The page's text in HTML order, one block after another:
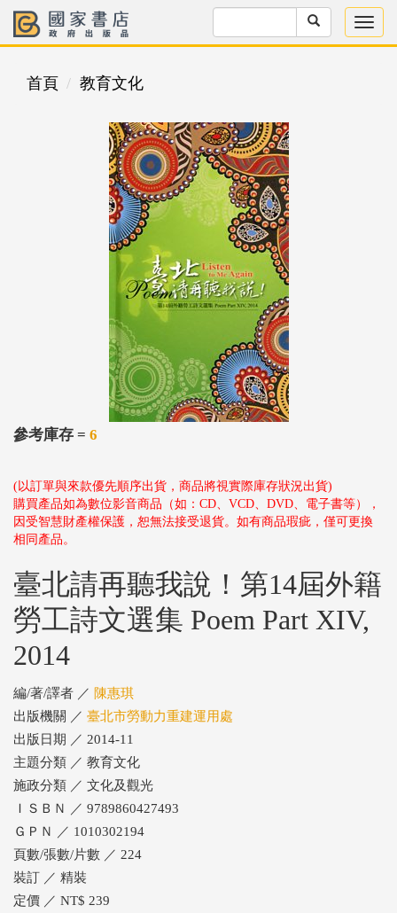
首頁 教育文化
參考庫存 = 6
(以訂單與來款優先順序出貨，商品將視實際庫存狀況出貨)
購買產品如為數位影音商品（如：CD、VCD、DVD、電子書等），
因受智慧財產權保護，恕無法接受退貨。如有商品瑕疵，僅可更換
相同產品。
臺北請再聽我說！第14屆外籍
勞工詩文選集 Poem Part XIV,
2014
編/著/譯者 ／ 陳惠琪
出版機關 ／ 臺北市勞動力重建運用處
出版日期 ／ 2014-11
主題分類 ／ 教育文化
施政分類 ／ 文化及觀光
ＩＳＢＮ ／ 9789860427493
ＧＰＮ ／ 1010302194
頁數/張數/片數 ／ 224
裝訂 ／ 精裝
定價 ／ NT$ 239